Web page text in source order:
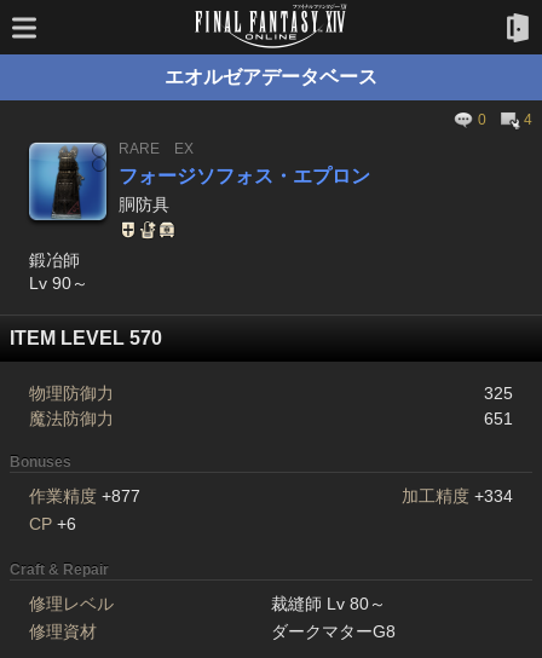
エオルゼアデータベース
0
4
RARE
EX
フォージソフォス・エプロン
胴防具
鍛冶師
Lv 90～
ITEM LEVEL 570
物理防御力
325
魔法防御力
651
Bonuses
作業精度 +877 加工精度 +334
CP +6
Craft & Repair
修理レベル
裁縫師 Lv 80～
修理資材
ダークマターG8